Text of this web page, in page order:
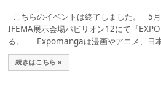
こちらのイベントは終了しました。 5
IFEMA展示会場パビリオン12にて『
る。 Expomangaは漫画やアニメ、日
続きはこちら »